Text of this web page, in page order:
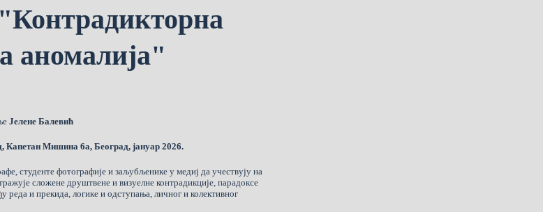
аномалија"
Јелене Балевић
Капетан Мишина 6а, Београд, јануар 2026.
студенте фотографије и заљубљенике у медиј да учествују на
сложене друштвене и визуелне контрадикције, парадоксе
реда и прекида, логике и одступања, личног и колективног